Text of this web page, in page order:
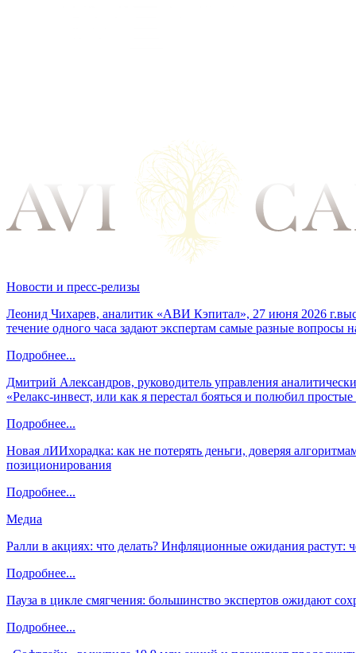
Новости и пресс-релизы
Леонид Чихарев, аналитик «АВИ Кэпитал», 27 июня 2026
течение одного часа задают экспертам самые разные вопросы
Подробнее...
Дмитрий Александров, руководитель управления
«Релакс-инвест, или как я перестал бояться и полюбил
Подробнее...
Новая лИИхорадка: как не потерять деньги, доверяя
позиционирования
Подробнее...
Медиа
Ралли в акциях: что делать? Инфляционные ожидания
Подробнее...
Пауза в цикле смягчения: большинство экспертов ожидают
Подробнее...